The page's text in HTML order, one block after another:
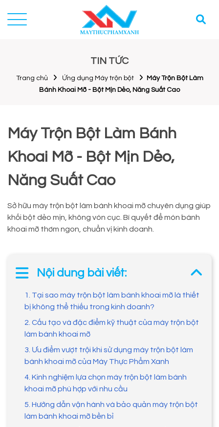
TIN TỨC
Trang chủ Ứng dụng Máy trộn bột
Máy Trộn Bột Làm
Bánh Khoai Mỡ - Bột Mịn Dẻo, Năng Suất Cao
Máy Trộn Bột Làm Bánh
Khoai Mỡ - Bột Mịn Dẻo,
Năng Suất Cao
Sở hữu máy trộn bột làm bánh khoai mỡ chuyên dụng giúp
khối bột dẻo mịn, không vón cục. Bí quyết để món bánh
khoai mỡ thơm ngon, chuẩn vị kinh doanh.
Nội dung bài viết:
1. Tại sao máy trộn bột làm bánh khoai mỡ là thiết
bị không thể thiếu trong kinh doanh?
2. Cấu tạo và đặc điểm kỹ thuật của máy trộn bột
làm bánh khoai mỡ
3. Ưu điểm vượt trội khi sử dụng máy trộn bột làm
bánh khoai mỡ của Máy Thực Phẩm Xanh
4. Kinh nghiệm lựa chọn máy trộn bột làm bánh
khoai mỡ phù hợp với nhu cầu
5. Hướng dẫn vận hành và bảo quản máy trộn bột
làm bánh khoai mỡ bền bỉ